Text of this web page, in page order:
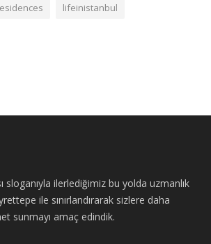
lifeinistanbul
sloganıyla ilerlediğimiz bu yolda uzmanlık
ile sınırlandırarak sizlere daha
sunmayı amaç edindik.